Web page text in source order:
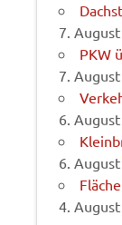
7.
PKW
7.
6.
6.
4.